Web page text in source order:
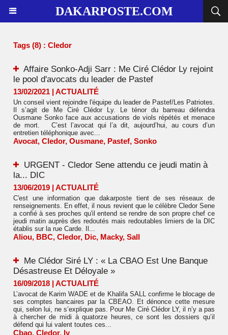
DAKARPOSTE.COM
Tags (8) : Cledor
Affaire Sonko-Adji Sarr : Me Ciré Clédor Ly rejoint
le pool d'avocats du leader de Pastef
13/02/2021 | ACTUALITÉ
Un conseil vient rejoindre l'équipe du leader de Pastef/Les Patriotes.
Il s’agit de Me Ciré Clédor Ly. Le ténor du barreau défendra
Ousmane Sonko face aux accusations de viols répétés et menace
de mort. C’est l’avocat qui l’a dit, aujourd’hui, au cours d’un
entretien téléphonique avec...
Avocat, Cledor, Ousmane, Pastef, Sonko
URGENT - Cledor Sene attendu ce jeudi matin à
la... DIC
13/06/2019 | ACTUALITÉ
C'est une information que dakarposte tient de ses réseaux de
renseignements. En effet, il nous revient que le célèbre Cledor Sene
a confié à ses proches qu'il entend se rendre de son propre chef ce
jeudi matin auprès des redoutés mais redoutables limiers de la DIC
établis sur la rue Carde. Il...
Aliou, BBC, Cledor, Dic, Macky, Sall
Me Clédor Siré LY : « La CBAO Est Une Banque
Désastreuse Et Déloyale »
16/09/2018 | ACTUALITÉ
L’avocat de Karim WADE et de Khalifa SALL confirme le blocage de
ses comptes bancaires par la CBEAO. Et dénonce cette mesure
qui, selon lui, ne s’explique pas. Pour Me Ciré Clédor LY, il n’y a pas
à chercher de midi à quatorze heures, ce sont les dossiers qu’il
défend qui lui valent toutes ces...
Cbao, Cledor, ly